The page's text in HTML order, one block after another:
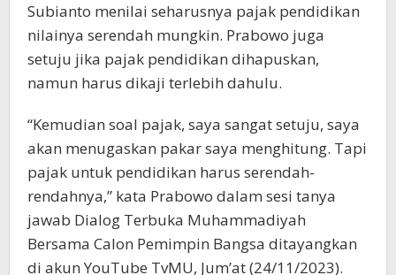
Subianto menilai seharusnya pajak pendidikan
nilainya serendah mungkin. Prabowo juga
setuju jika pajak pendidikan dihapuskan,
namun harus dikaji terlebih dahulu.
“Kemudian soal pajak, saya sangat setuju, saya
akan menugaskan pakar saya menghitung. Tapi
pajak untuk pendidikan harus serendah-
rendahnya,” kata Prabowo dalam sesi tanya
jawab Dialog Terbuka Muhammadiyah
Bersama Calon Pemimpin Bangsa ditayangkan
di akun YouTube TvMU, Jum’at (24/11/2023).